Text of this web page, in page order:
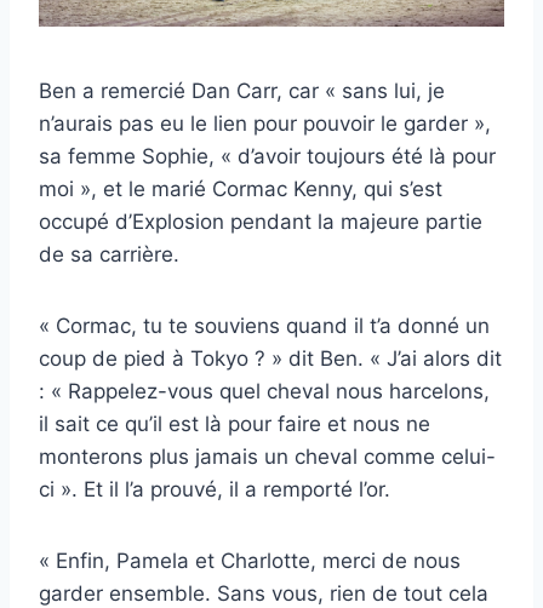
Ben a remercié Dan Carr, car « sans lui, je
n’aurais pas eu le lien pour pouvoir le garder »,
sa femme Sophie, « d’avoir toujours été là pour
moi », et le marié Cormac Kenny, qui s’est
occupé d’Explosion pendant la majeure partie
de sa carrière.
« Cormac, tu te souviens quand il t’a donné un
coup de pied à Tokyo ? » dit Ben. « J’ai alors dit
: « Rappelez-vous quel cheval nous harcelons,
il sait ce qu’il est là pour faire et nous ne
monterons plus jamais un cheval comme celui-
ci ». Et il l’a prouvé, il a remporté l’or.
« Enfin, Pamela et Charlotte, merci de nous
garder ensemble. Sans vous, rien de tout cela